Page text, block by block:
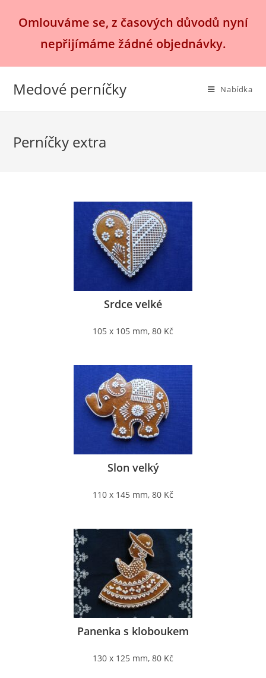
Omlouváme se, z časových důvodů nyní
nepřijímáme žádné objednávky.
Medové perníčky Nabídka
Perníčky extra
Srdce velké
105 x 105 mm, 80 Kč
Slon velký
110 x 145 mm, 80 Kč
Panenka s kloboukem
130 x 125 mm, 80 Kč